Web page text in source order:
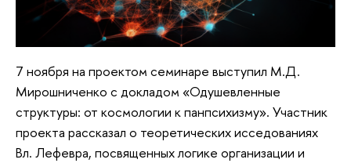
7 ноября на проектом семинаре выступил М.Д.
Мирошниченко с докладом «Одушевленные
структуры: от космологии к панпсихизму». Участник
проекта рассказал о теоретических исседованиях
Вл. Лефевра, посвященных логике организации и